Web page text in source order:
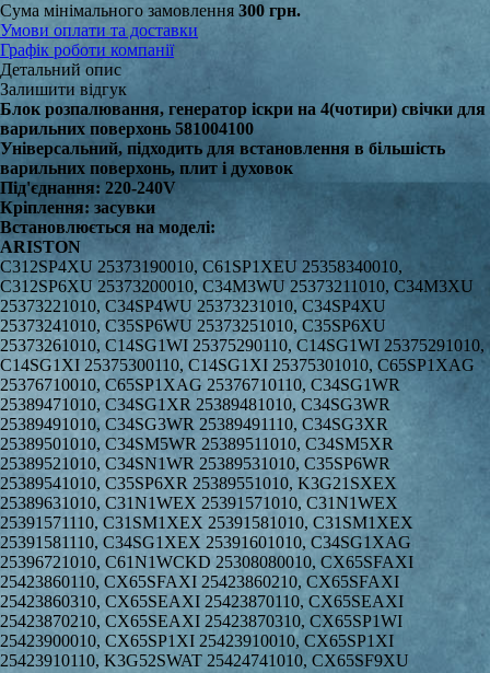
Сума мінімального замовлення 300 грн.
Умови оплати та доставки
Графік роботи компанії
Детальний опис
Залишити відгук
Блок розпалювання, генератор іскри на 4(чотири) свічки для
варильних поверхонь 581004100
Універсальний, підходить для встановлення в більшість
варильних поверхонь, плит і духовок
Під'єднання: 220-240V
Кріплення: засувки
Встановлюється на моделі:
ARISTON
C312SP4XU 25373190010, C61SP1XEU 25358340010,
C312SP6XU 25373200010, C34M3WU 25373211010, C34M3XU
25373221010, C34SP4WU 25373231010, C34SP4XU
25373241010, C35SP6WU 25373251010, C35SP6XU
25373261010, C14SG1WI 25375290110, C14SG1WI 25375291010,
C14SG1XI 25375300110, C14SG1XI 25375301010, C65SP1XAG
25376710010, C65SP1XAG 25376710110, C34SG1WR
25389471010, C34SG1XR 25389481010, C34SG3WR
25389491010, C34SG3WR 25389491110, C34SG3XR
25389501010, C34SM5WR 25389511010, C34SM5XR
25389521010, C34SN1WR 25389531010, C35SP6WR
25389541010, C35SP6XR 25389551010, K3G21SXEX
25389631010, C31N1WEX 25391571010, C31N1WEX
25391571110, C31SM1XEX 25391581010, C31SM1XEX
25391581110, C34SG1XEX 25391601010, C34SG1XAG
25396721010, C61N1WCKD 25308080010, CX65SFAXI
25423860110, CX65SFAXI 25423860210, CX65SFAXI
25423860310, CX65SEAXI 25423870110, CX65SEAXI
25423870210, CX65SEAXI 25423870310, CX65SP1WI
25423900010, CX65SP1XI 25423910010, CX65SP1XI
25423910110, K3G52SWAT 25424741010, CX65SF9XU